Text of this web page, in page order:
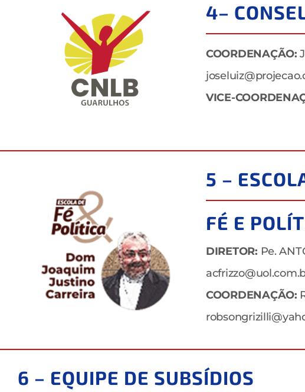
4–
COORDENAÇÃO:
VICE-
5 –
FÉ E
DIRETOR: Pe.
COORDENAÇÃO:
6 – EQUIPE DE SUBSÍDIOS